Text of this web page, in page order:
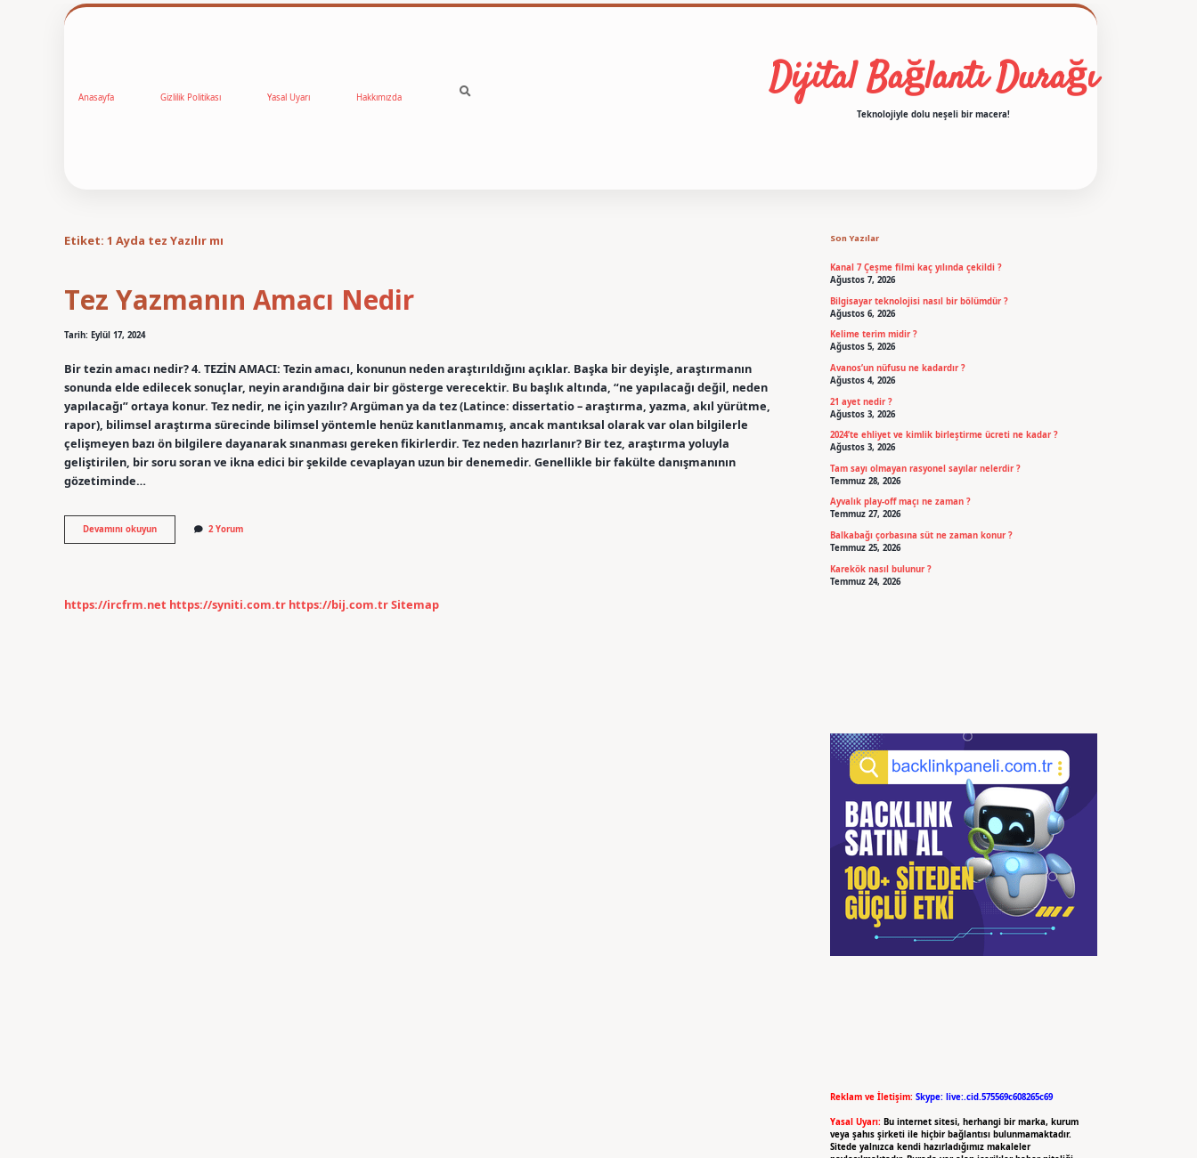
Anasayfa Gizlilik Politikası Yasal Uyarı Hakkımızda Dijital Bağlantı Durağı
Teknolojiyle dolu neşeli bir macera!
Etiket: 1 Ayda tez Yazılır mı
Tez Yazmanın Amacı Nedir
Tarih: Eylül 17, 2024
Bir tezin amacı nedir? 4. TEZİN AMACI: Tezin amacı, konunun neden araştırıldığını açıklar. Başka bir deyişle, araştırmanın
sonunda elde edilecek sonuçlar, neyin arandığına dair bir gösterge verecektir. Bu başlık altında, “ne yapılacağı değil, neden
yapılacağı” ortaya konur. Tez nedir, ne için yazılır? Argüman ya da tez (Latince: dissertatio – araştırma, yazma, akıl yürütme,
rapor), bilimsel araştırma sürecinde bilimsel yöntemle henüz kanıtlanmamış, ancak mantıksal olarak var olan bilgilerle
çelişmeyen bazı ön bilgilere dayanarak sınanması gereken fikirlerdir. Tez neden hazırlanır? Bir tez, araştırma yoluyla
geliştirilen, bir soru soran ve ikna edici bir şekilde cevaplayan uzun bir denemedir. Genellikle bir fakülte danışmanının
gözetiminde…
Devamını okuyunTez
Yazmanın
2 Yorum
https://ircfrm.net https://syniti.com.tr https://bij.com.trSitemap
Son Yazılar
Kanal 7 Çeşme filmi kaç yılında çekildi ?
Ağustos 7, 2026
Bilgisayar teknolojisi nasıl bir bölümdür ?
Ağustos 6, 2026
Kelime terim midir ?
Ağustos 5, 2026
Avanos’un nüfusu ne kadardır ?
Ağustos 4, 2026
21 ayet nedir ?
Ağustos 3, 2026
2024’te ehliyet ve kimlik birleştirme ücreti ne kadar ?
Ağustos 3, 2026
Tam sayı olmayan rasyonel sayılar nelerdir ?
Temmuz 28, 2026
Ayvalık play-off maçı ne zaman ?
Temmuz 27, 2026
Balkabağı çorbasına süt ne zaman konur ?
Temmuz 25, 2026
Karekök nasıl bulunur ?
Temmuz 24, 2026
Reklam ve İletişim: Skype: live:.cid.575569c608265c69
Yasal Uyarı: Bu internet sitesi, herhangi bir marka, kurum
veya şahıs şirketi ile hiçbir bağlantısı bulunmamaktadır.
Sitede yalnızca kendi hazırladığımız makaleler